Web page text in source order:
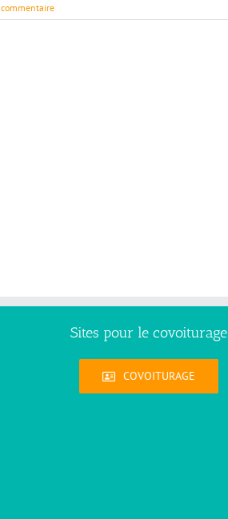
Sites pour le covoiturage
COVOITURAGE